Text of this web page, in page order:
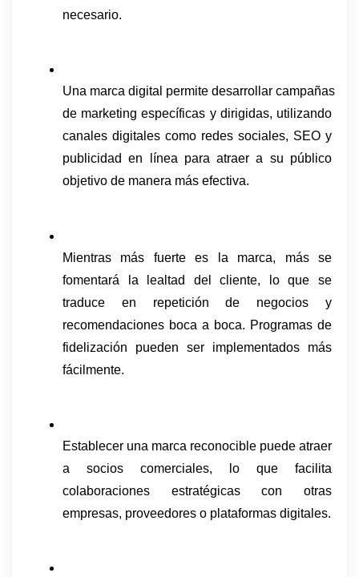
necesario.
Una marca digital permite desarrollar campañas
de marketing específicas y dirigidas, utilizando
canales digitales como redes sociales, SEO y
publicidad en línea para atraer a su público
objetivo de manera más efectiva.
Mientras más fuerte es la marca, más se
fomentará la lealtad del cliente, lo que se
traduce en repetición de negocios y
recomendaciones boca a boca. Programas de
fidelización pueden ser implementados más
fácilmente.
Establecer una marca reconocible puede atraer
a socios comerciales, lo que facilita
colaboraciones estratégicas con otras
empresas, proveedores o plataformas digitales.